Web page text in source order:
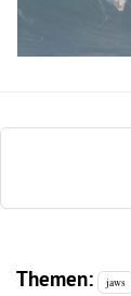
Themen: jaws